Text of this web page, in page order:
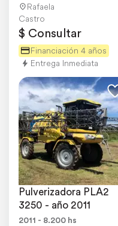
Rafaela
Castro
$ Consultar
Financiación 4 años
Entrega Inmediata
Pulverizadora PLA2
3250 - año 2011
2011 - 8.200 hs